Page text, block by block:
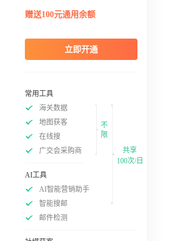
赠送100元通用余额
立即开通
常用工具
海关数据
地图获客
在线搜
广交会采购商
不
限
AI工具
AI智能营销助手
智能搜邮
邮件检测
共享
100次/日